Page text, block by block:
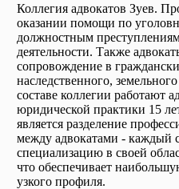
Коллегия адвокатов Зуев.
оказании помощи по
должностным
деятельности. Также
сопровождение в
наследственного,
составе коллегии работают
юридической практики 15
является разделение
между адвокатами - каждый
специализацию в своей
что обеспечивает
узкого профиля.